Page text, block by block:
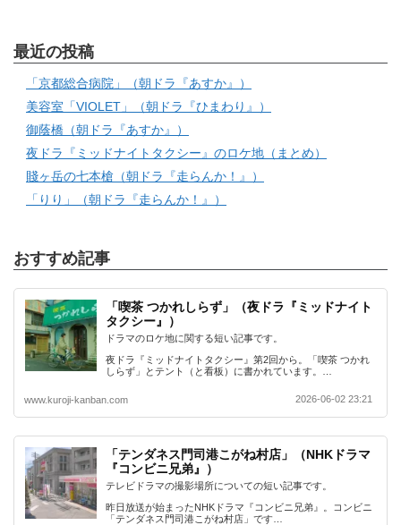
最近の投稿
「京都総合病院」（朝ドラ『あすか』）
美容室「VIOLET」（朝ドラ『ひまわり』）
御蔭橋（朝ドラ『あすか』）
夜ドラ『ミッドナイトタクシー』のロケ地（まとめ）
賤ヶ岳の七本槍（朝ドラ『走らんか！』）
「りり」（朝ドラ『走らんか！』）
おすすめ記事
「喫茶 つかれしらず」（夜ドラ『ミッドナイト
タクシー』）
ドラマのロケ地に関する短い記事です。
夜ドラ『ミッドナイトタクシー』第2回から。「喫茶 つかれ
しらず」とテント（と看板）に書かれています。…
www.kuroji-kanban.com 2026-06-02 23:21
「テンダネス門司港こがね村店」（NHKドラマ
『コンビニ兄弟』）
テレビドラマの撮影場所についての短い記事です。
昨日放送が始まったNHKドラマ『コンビニ兄弟』。コンビニ
「テンダネス門司港こがね村店」です…